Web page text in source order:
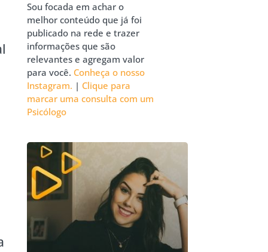
Sou focada em achar o
melhor conteúdo que já foi
publicado na rede e trazer
informações que são
relevantes e agregam valor
para você. Conheça o nosso
Instagram. | Clique para
marcar uma consulta com um
Psicólogo